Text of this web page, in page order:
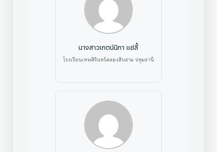
นางสาวเกตน์นิภา แซ่ลี้
โรงเรียนเทพศิรินทร์คลองสิบสาม ปทุมธานี